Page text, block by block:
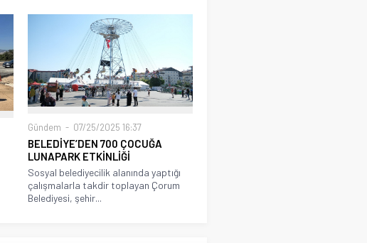
Gündem 07/25/2025 16:37
BELEDİYE’DEN 700 ÇOCUĞA
LUNAPARK ETKİNLİĞİ
Sosyal belediyecilik alanında yaptığı
çalışmalarla takdir toplayan Çorum
Belediyesi, şehir...